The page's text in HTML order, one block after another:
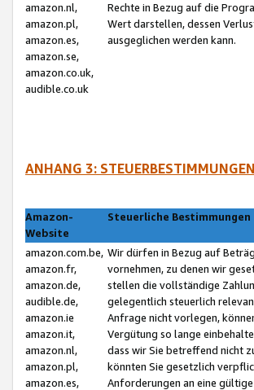
amazon.nl,
amazon.pl,
amazon.es,
amazon.se,
amazon.co.uk,
audible.co.uk
Rechte in Bezug auf die
Wert darstellen, dessen
ausgeglichen werden kann.
ANHANG 3:
Amazon-
Website
Steuerliche Bestimmungen
amazon.com.be,
amazon.fr,
amazon.de,
audible.de,
amazon.ie
amazon.it,
amazon.nl,
amazon.pl,
amazon.es,
Wir dürfen in Bezug auf
vornehmen, zu denen wir
stellen die vollständige
gelegentlich steuerlich
Anfrage nicht vorlegen,
Vergütung so lange
dass wir Sie betreffend nicht
könnten Sie gesetzlich
Anforderungen an eine